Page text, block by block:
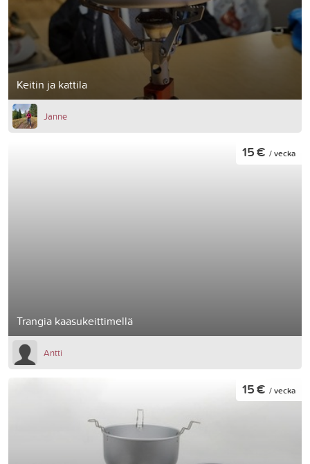
Keitin ja kattila
Janne
Trangia kaasukeittimellä
15 € / vecka
Antti
15 € / vecka